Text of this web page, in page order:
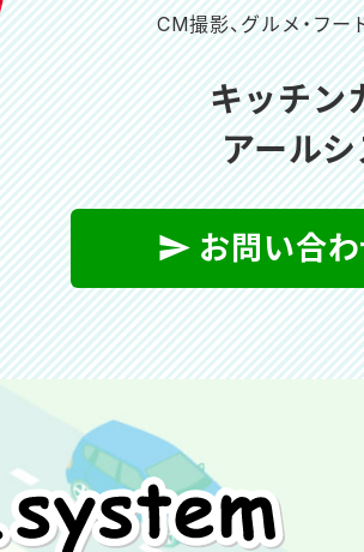
CM撮影、グルメ・フー
キッチン
アール
お問い合